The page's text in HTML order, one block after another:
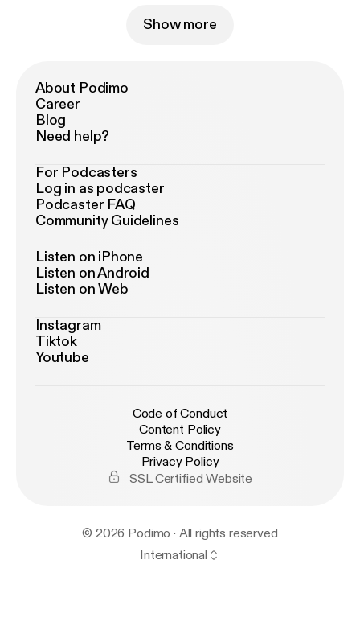
Show more
About Podimo
Career
Blog
Need help?
For Podcasters
Log in as podcaster
Podcaster FAQ
Community Guidelines
Listen on iPhone
Listen on Android
Listen on Web
Instagram
Tiktok
Youtube
Code of Conduct
Content Policy
Terms & Conditions
Privacy Policy
SSL Certified Website
© 2026 Podimo · All rights reserved
International